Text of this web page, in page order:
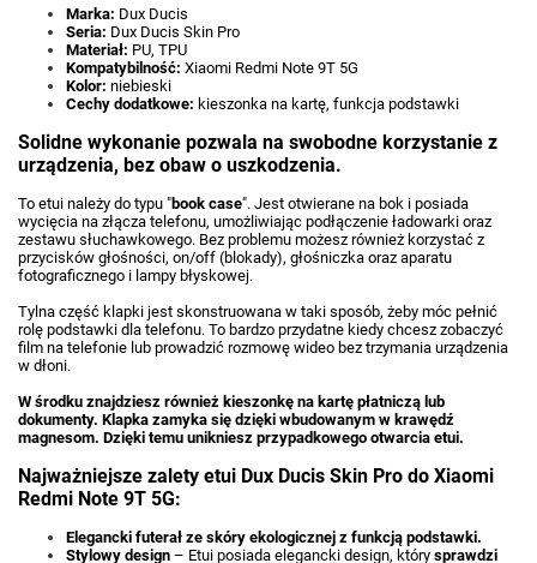
Marka: Dux Ducis
Seria: Dux Ducis Skin Pro
Materiał: PU, TPU
Kompatybilność: Xiaomi Redmi Note 9T 5G
Kolor: niebieski
Cechy dodatkowe: kieszonka na kartę, funkcja podstawki
Solidne wykonanie pozwala na swobodne korzystanie z
urządzenia, bez obaw o uszkodzenia.
To etui należy do typu "book case". Jest otwierane na bok i posiada
wycięcia na złącza telefonu, umożliwiając podłączenie ładowarki oraz
zestawu słuchawkowego. Bez problemu możesz również korzystać z
przycisków głośności, on/off (blokady), głośniczka oraz aparatu
fotograficznego i lampy błyskowej.
Tylna część klapki jest skonstruowana w taki sposób, żeby móc pełnić
rolę podstawki dla telefonu. To bardzo przydatne kiedy chcesz zobaczyć
film na telefonie lub prowadzić rozmowę wideo bez trzymania urządzenia
w dłoni.
W środku znajdziesz również kieszonkę na kartę płatniczą lub
dokumenty. Klapka zamyka się dzięki wbudowanym w krawędź
magnesom. Dzięki temu unikniesz przypadkowego otwarcia etui.
Najważniejsze zalety etui Dux Ducis Skin Pro do Xiaomi
Redmi Note 9T 5G:
Elegancki futerał ze skóry ekologicznej z funkcją podstawki.
Stylowy design – Etui posiada elegancki design, który sprawdzi